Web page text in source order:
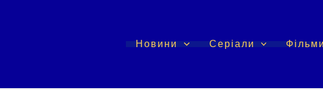
Новини Серіали Фільми